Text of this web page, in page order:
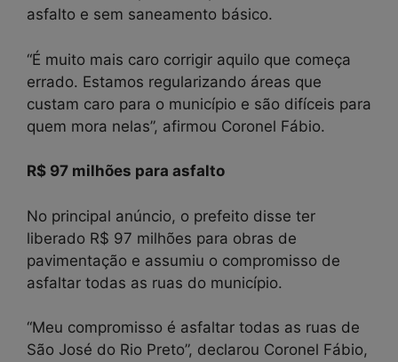
asfalto e sem saneamento básico.
“É muito mais caro corrigir aquilo que começa
errado. Estamos regularizando áreas que
custam caro para o município e são difíceis para
quem mora nelas”, afirmou Coronel Fábio.
R$ 97 milhões para asfalto
No principal anúncio, o prefeito disse ter
liberado R$ 97 milhões para obras de
pavimentação e assumiu o compromisso de
asfaltar todas as ruas do município.
“Meu compromisso é asfaltar todas as ruas de
São José do Rio Preto”, declarou Coronel Fábio,